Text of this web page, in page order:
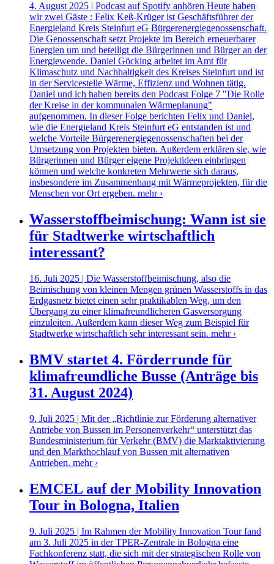
4. August 2025 | Podcast auf Spotify anhören Heute haben
wir zwei Gäste : Felix Keß-Krüger ist Geschäftsführer der
Energieland Kreis Steinfurt eG Bürgerenergiegenossenschaft.
Die Genossenschaft setzt Projekte im Bereich erneuerbarer
Energien um und beteiligt die Bürgerinnen und Bürger an der
Energiewende. Daniel Göcking arbeitet im Amt für
Klimaschutz und Nachhaltigkeit des Kreises Steinfurt und ist
in der Servicestelle Wärme, Effizienz und Wohnen tätig.
Daniel und ich haben bereits den Podcast Folge 7 "Die Rolle
der Kreise in der kommunalen Wärmeplanung"
aufgenommen. In dieser Folge berichten Felix und Daniel,
wie die Energieland Kreis Steinfurt eG entstanden ist und
welche Vorteile Bürgerenergiegenossenschaften bei der
Umsetzung von Projekten bieten. Außerdem erklären sie, wie
Bürgerinnen und Bürger eigene Projektideen einbringen
können und welche konkreten Mehrwerte sich daraus,
insbesondere im Zusammenhang mit Wärmeprojekten, für die
Menschen vor Ort ergeben. mehr ›
Wasserstoffbeimischung: Wann ist sie
für Stadtwerke wirtschaftlich
interessant?
16. Juli 2025 | Die Wasserstoffbeimischung, also die
Beimischung von kleinen Mengen grünen Wasserstoffs in das
Erdgasnetz bietet einen sehr praktikablen Weg, um den
Übergang zu einer klimafreundlicheren Gasversorgung
einzuleiten. Außerdem kann dieser Weg zum Beispiel für
Stadtwerke wirtschaftlich sehr interessant sein. mehr ›
BMV startet 4. Förderrunde für
klimafreundliche Busse (Anträge bis
31. August 2024)
9. Juli 2025 | Mit der „Richtlinie zur Förderung alternativer
Antriebe von Bussen im Personenverkehr“ unterstützt das
Bundesministerium für Verkehr (BMV) die Marktaktivierung
und den Markthochlauf von Bussen mit alternativen
Antrieben. mehr ›
EMCEL auf der Mobility Innovation
Tour in Bologna, Italien
9. Juli 2025 | Im Rahmen der Mobility Innovation Tour fand
am 3. Juli 2025 in der TPER-Zentrale in Bologna eine
Fachkonferenz statt, die sich mit der strategischen Rolle von